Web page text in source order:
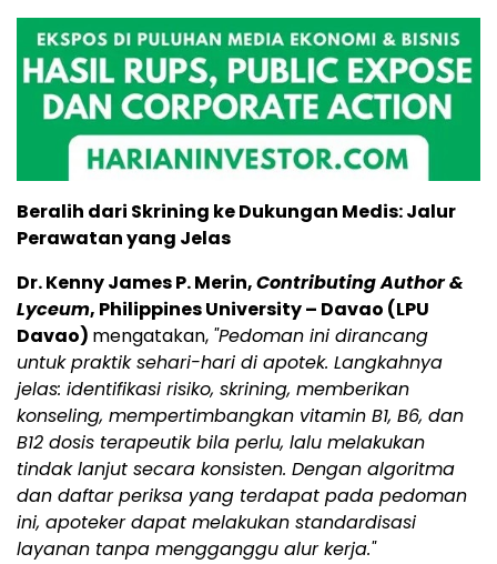
Beralih dari Skrining ke Dukungan Medis: Jalur
Perawatan yang Jelas
Dr. Kenny James P. Merin,Contributing Author &
Lyceum, Philippines University – Davao (LPU
Davao) mengatakan, "Pedoman ini dirancang
untuk praktik sehari-hari di apotek. Langkahnya
jelas: identifikasi risiko, skrining, memberikan
konseling, mempertimbangkan vitamin B1, B6, dan
B12 dosis terapeutik bila perlu, lalu melakukan
tindak lanjut secara konsisten. Dengan algoritma
dan daftar periksa yang terdapat pada pedoman
ini, apoteker dapat melakukan standardisasi
layanan tanpa mengganggu alur kerja."